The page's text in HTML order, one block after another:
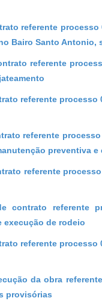
referente
Bairo Santo Antonio,
referente
referente
referente
preventiva
referente
contrato referente
execução de rodeio
referente
da obra
provisórias